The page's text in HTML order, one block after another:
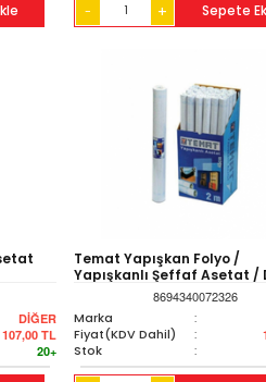
- + Sepete
DİĞER
107,00 TL
20+
Temat Yapışkan Folyo /
Yapışkanlı Şeffaf Asetat /
45 Cm X 2 Mt8694340072326
Marka
:
Fiyat(KDV Dahil) :
Stok :